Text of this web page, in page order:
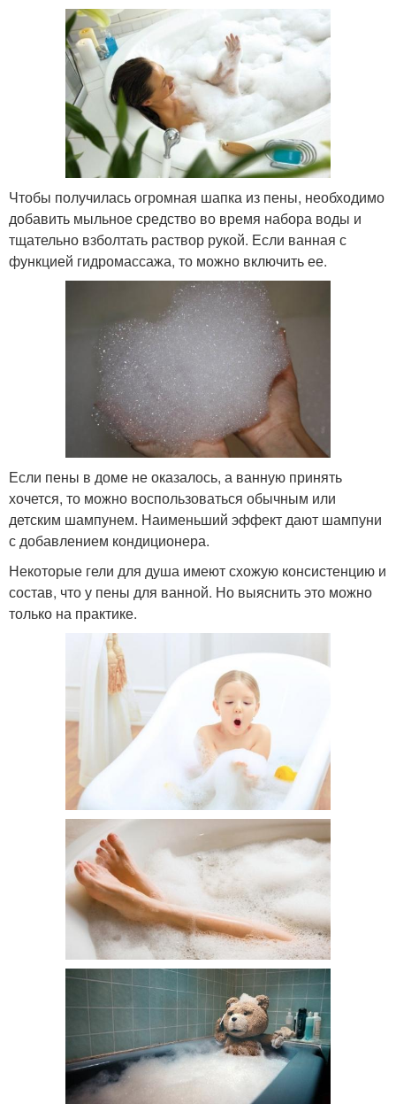
Чтобы получилась огромная шапка из пены, необходимо
добавить мыльное средство во время набора воды и
тщательно взболтать раствор рукой. Если ванная с
функцией гидромассажа, то можно включить ее.
Если пены в доме не оказалось, а ванную принять
хочется, то можно воспользоваться обычным или
детским шампунем. Наименьший эффект дают шампуни
с добавлением кондиционера.
Некоторые гели для душа имеют схожую консистенцию и
состав, что у пены для ванной. Но выяснить это можно
только на практике.